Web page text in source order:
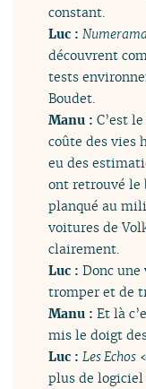
constant.
Luc :Numerama
découvrent
tests
Boudet.
Manu :C’est
coûte des vies
eu des
ont retrouvé le
planqué au
voitures de
clairement.
Luc :Donc
tromper et de
Manu :Et là
mis le doigt
Luc :Les Echos
plus de